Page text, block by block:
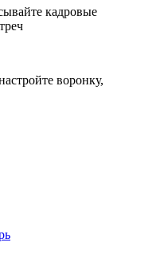
кадровые
воронку,